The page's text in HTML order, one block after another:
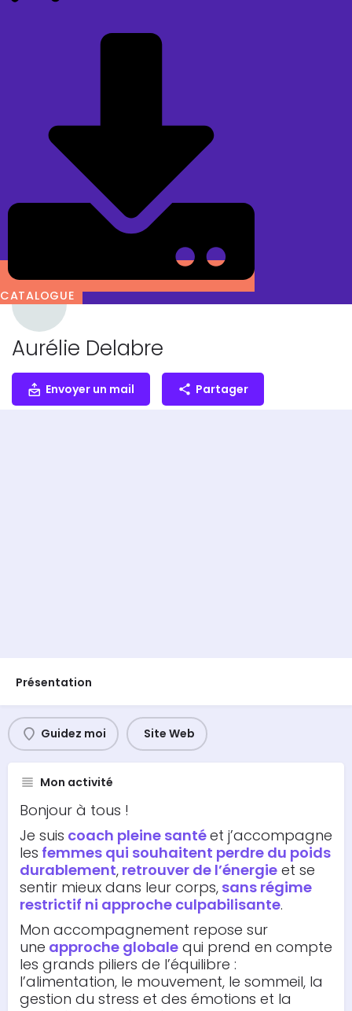
CATALOGUE
Aurélie Delabre
Envoyer un mail Partager
Présentation
Guidez moi Site Web
Mon activité
Bonjour à tous !
Je suis coach pleine santéet j’accompagne
les femmes qui souhaitent perdre du poids
durablement, retrouver de l’énergie et se
sentir mieux dans leur corps, sans régime
restrictif ni approche culpabilisante.
Mon accompagnement repose sur
une approche globale qui prend en compte
les grands piliers de l’équilibre :
l’alimentation, le mouvement, le sommeil, la
gestion du stress et des émotions et la